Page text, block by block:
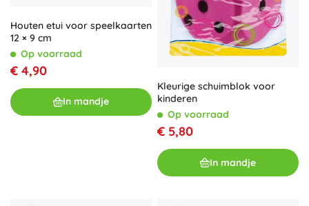
Houten etui voor speelkaarten
12 × 9 cm
Op voorraad
€ 4,90
In mandje
Kleurige schuimblok voor
kinderen
Op voorraad
€ 5,80
In mandje